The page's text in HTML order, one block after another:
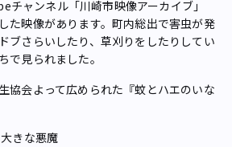
チャンネル「川崎市映像アーカイブ」
た映像があります。町内総出で害虫が発
ブさらいしたり、草刈りをしたりしてい
で見られました。
協会よって広められた『蚊とハエのいな
きな悪魔